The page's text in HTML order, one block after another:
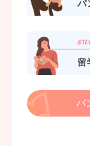
パ
留
パ